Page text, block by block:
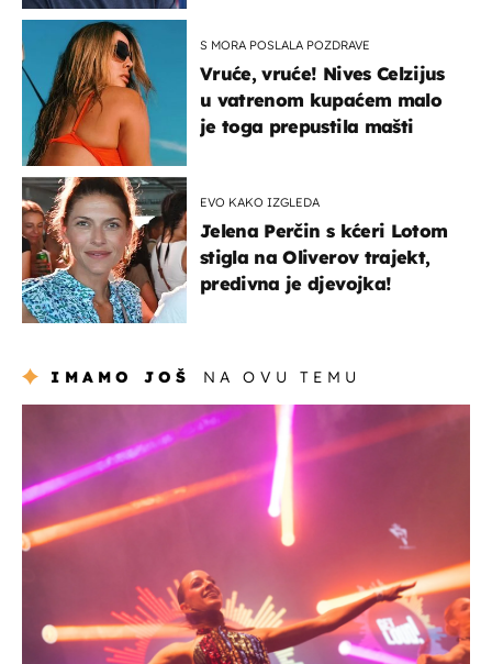
S MORA POSLALA POZDRAVE
Vruće, vruće! Nives Celzijus
u vatrenom kupaćem malo
je toga prepustila mašti
EVO KAKO IZGLEDA
Jelena Perčin s kćeri Lotom
stigla na Oliverov trajekt,
predivna je djevojka!
IMAMO JOŠ NA OVU TEMU